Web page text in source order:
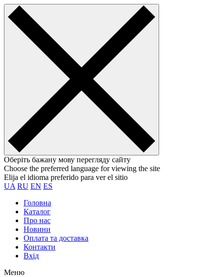
Оберіть бажану мову перегляду сайту
Choose the preferred language for viewing the site
Elija el idioma preferido para ver el sitio
UA RU EN ES
Головна
Каталог
Про нас
Новини
Оплата та доставка
Контакти
Вхiд
Меню